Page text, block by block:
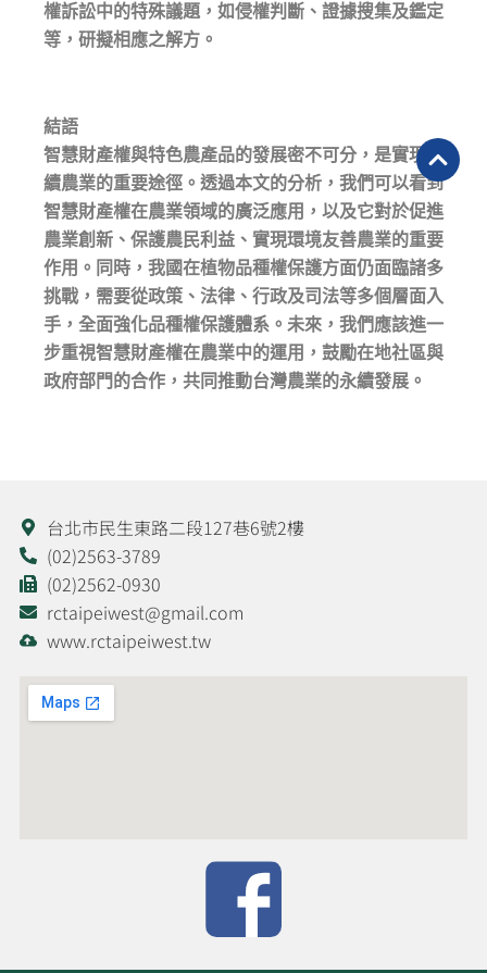
權訴訟中的特殊議題，如侵權判斷、證據搜集及鑑定
等，研擬相應之解方。
結語
智慧財產權與特色農產品的發展密不可分，是實現永
續農業的重要途徑。透過本文的分析，我們可以看到
智慧財產權在農業領域的廣泛應用，以及它對於促進
農業創新、保護農民利益、實現環境友善農業的重要
作用。同時，我國在植物品種權保護方面仍面臨諸多
挑戰，需要從政策、法律、行政及司法等多個層面入
手，全面強化品種權保護體系。未來，我們應該進一
步重視智慧財產權在農業中的運用，鼓勵在地社區與
政府部門的合作，共同推動台灣農業的永續發展。
台北市民生東路二段127巷6號2樓
(02)2563-3789
(02)2562-0930
rctaipeiwest@gmail.com
www.rctaipeiwest.tw